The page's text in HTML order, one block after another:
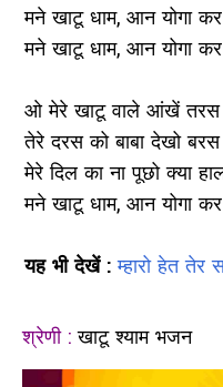
मने खाटू धाम, आन योगा कर
मने खाटू धाम, आन योगा कर
ओ मेरे खाटू वाले आंखें तरस
तेरे दरस को बाबा देखो बरस
मेरे दिल का ना पूछो क्या
मने खाटू धाम, आन योगा कर
यह भी देखें : म्हारो हेत तेर
श्रेणी :खाटू श्याम भजन